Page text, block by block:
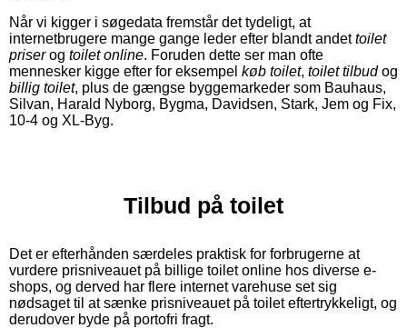
Når vi kigger i søgedata fremstår det tydeligt, at
internetbrugere mange gange leder efter blandt andettoilet
priserog toilet online. Foruden dette ser man ofte
mennesker kigge efter for eksempel køb toilet, toilet tilbudog
billig toilet, plus de gængse byggemarkeder som Bauhaus,
Silvan, Harald Nyborg, Bygma, Davidsen, Stark, Jem og Fix,
10-4 og XL-Byg.
Tilbud på toilet
Det er efterhånden særdeles praktisk for forbrugerne at
vurdere prisniveauet på billige toilet online hos diverse e-
shops, og derved har flere internet varehuse set sig
nødsaget til at sænke prisniveauet på toilet eftertrykkeligt, og
derudover byde på portofri fragt.